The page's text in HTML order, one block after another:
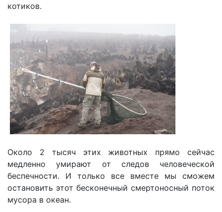
котиков.
Около 2 тысяч этих животных прямо сейчас
медленно умирают от следов человеческой
беспечности. И только все вместе мы сможем
остановить этот бесконечный смертоносный поток
мусора в океан.